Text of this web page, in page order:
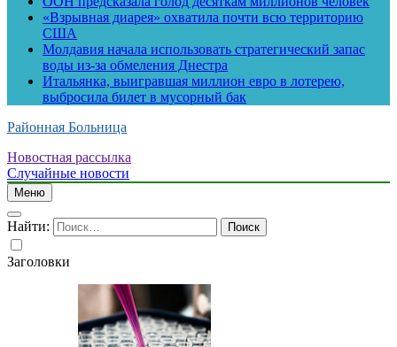
«Взрывная диарея» охватила почти всю территорию
США
Молдавия начала использовать стратегический запас
воды из-за обмеления Днестра
Итальянка, выигравшая миллион евро в лотерею,
выбросила билет в мусорный бак
Районная Больница
Новостная рассылка
Случайные новости
Меню
Найти:
Заголовки